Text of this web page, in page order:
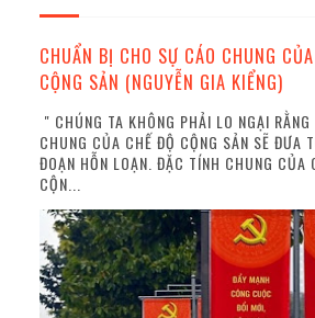
CHUẨN BỊ CHO SỰ CÁO CHUNG
CỘNG SẢN (NGUYỄN GIA KIỂNG)
" CHÚNG TA KHÔNG PHẢI LO NGẠI RẰNG
CHUNG CỦA CHẾ ĐỘ CỘNG SẢN SẼ ĐƯA
ĐOẠN HỖN LOẠN. ĐẶC TÍNH CHUNG CỦA
CỘN...